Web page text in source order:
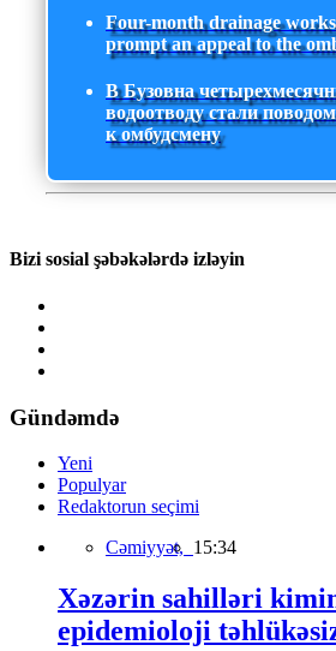
Four-month drainage
prompt an appeal to the
В Бузовна
водоотводу стали
к омбудсмену
Bizi sosial şəbəkələrdə izləyin
Gündəmdə
Yeni
Populyar
Redaktorun seçimi
Cəmiyyət, 15:34
Xəzərin sahilləri
epidemioloji